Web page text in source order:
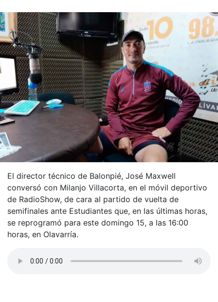
El director técnico de Balonpié, José Maxwell
conversó con Milanjo Villacorta, en el móvil deportivo
de RadioShow, de cara al partido de vuelta de
semifinales ante Estudiantes que, en las últimas horas,
se reprogramó para este domingo 15, a las 16:00
horas, en Olavarría.